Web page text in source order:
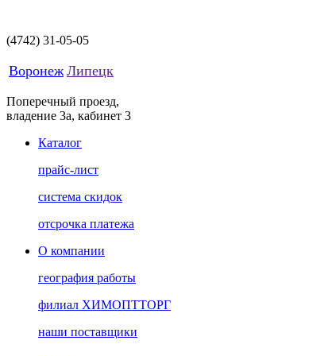
(4742) 31-05-05
Воронеж Липецк
Поперечный проезд,
владение 3а, кабинет 3
Каталог
прайс-лист
система скидок
отсрочка платежа
О компании
география работы
филиал ХИМОПТТОРГ
наши поставщики